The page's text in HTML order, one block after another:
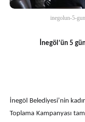
inegolun-5-
İnegöl’ün 5
İnegöl Belediyesi’nin
Toplama Kampanyası